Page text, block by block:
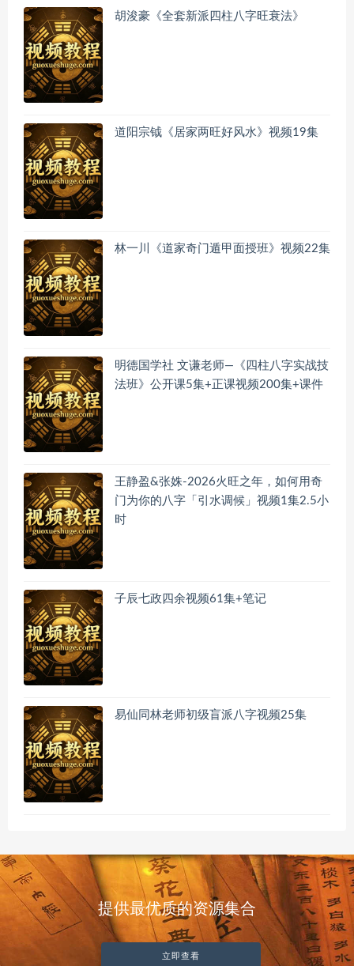
胡浚豪《全套新派四柱八字旺衰法》
道阳宗钺《居家两旺好风水》视频19集
林一川《道家奇门遁甲面授班》视频22集
明德国学社 文谦老师—《四柱八字实战技
法班》公开课5集+正课视频200集+课件
王静盈&张姝-2026火旺之年，如何用奇
门为你的八字「引水调候」视频1集2.5小
时
子辰七政四余视频61集+笔记
易仙同林老师初级盲派八字视频25集
提供最优质的资源集合
立即查看